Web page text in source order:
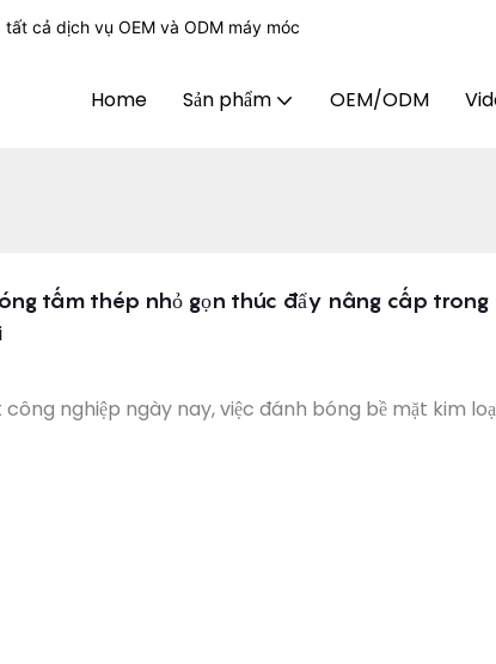
cả dịch vụ OEM và ODM máy móc
Home Sản phẩm OEM/ODM
tấm thép nhỏ gọn thúc đẩy nâng cấp trong
công nghiệp ngày nay, việc đánh bóng bề mặt kim
cải tiến đã thu hút được sự chú ý rộng rãi trong